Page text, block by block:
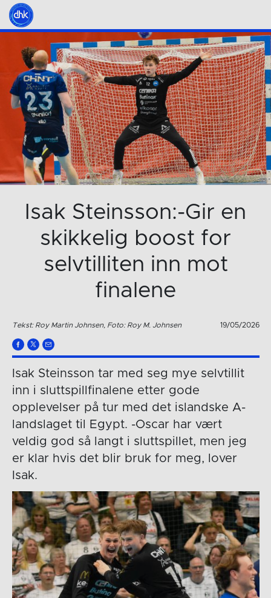
Isak Steinsson:-Gir en
skikkelig boost for
selvtilliten inn mot
finalene
Tekst: Roy Martin Johnsen, Foto: Roy M. Johnsen 19/05/2026
Isak Steinsson tar med seg mye selvtillit
inn i sluttspillfinalene etter gode
opplevelser på tur med det islandske A-
landslaget til Egypt. -Oscar har vært
veldig god så langt i sluttspillet, men jeg
er klar hvis det blir bruk for meg, lover
Isak.